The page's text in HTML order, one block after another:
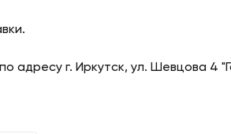
адресу г. Иркутск, ул. Шевцова 4